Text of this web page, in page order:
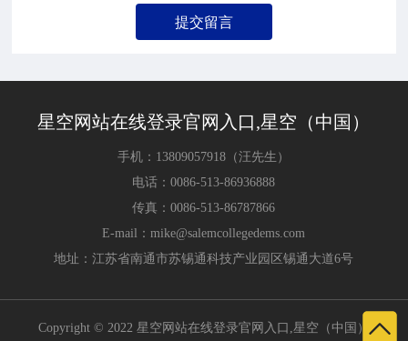
提交留言
星空网站在线登录官网入口,星空（中国）
手机： 13809057918 （汪先生）
电话：0086-513-86936888
传真：0086-513-86787866
E-mail：mike@salemcollegedems.com
地址：江苏省南通市苏锡通科技产业园区锡通大道6号
Copyright © 2022 星空网站在线登录官网入口,星空（中国）